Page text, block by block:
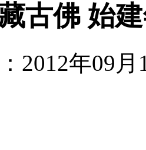
古佛 始
2012年09月